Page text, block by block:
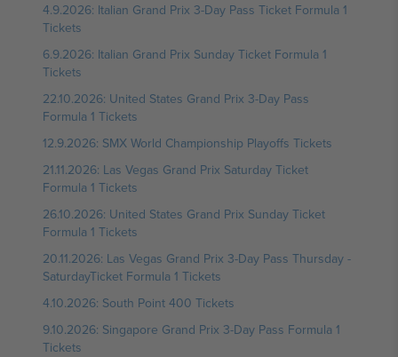
4.9.2026: Italian Grand Prix 3-Day Pass Ticket Formula 1
Tickets
6.9.2026: Italian Grand Prix Sunday Ticket Formula 1
Tickets
22.10.2026: United States Grand Prix 3-Day Pass
Formula 1 Tickets
12.9.2026: SMX World Championship Playoffs Tickets
21.11.2026: Las Vegas Grand Prix Saturday Ticket
Formula 1 Tickets
26.10.2026: United States Grand Prix Sunday Ticket
Formula 1 Tickets
20.11.2026: Las Vegas Grand Prix 3-Day Pass Thursday -
SaturdayTicket Formula 1 Tickets
4.10.2026: South Point 400 Tickets
9.10.2026: Singapore Grand Prix 3-Day Pass Formula 1
Tickets